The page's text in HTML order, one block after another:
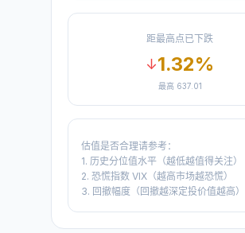
距最高点已下跌
↓1.32%
最高 637.01
估值是否合理请参考：
1. 历史分位值水平（越低越值得关注）
2. 恐慌指数 VIX（越高市场越恐慌）
3. 回撤幅度（回撤越深定投价值越高）